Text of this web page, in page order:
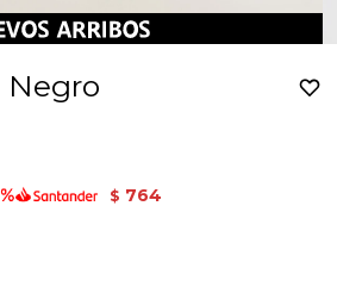
Negro
$ 764